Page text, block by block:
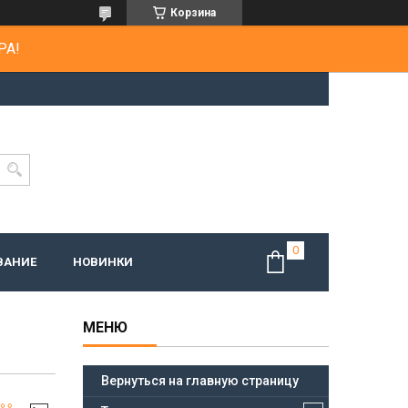
Корзина
НОВИНКИ
Вернуться на главную страницу